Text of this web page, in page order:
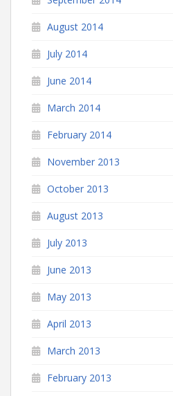
August 2014
July 2014
June 2014
March 2014
February 2014
November 2013
October 2013
August 2013
July 2013
June 2013
May 2013
April 2013
March 2013
February 2013